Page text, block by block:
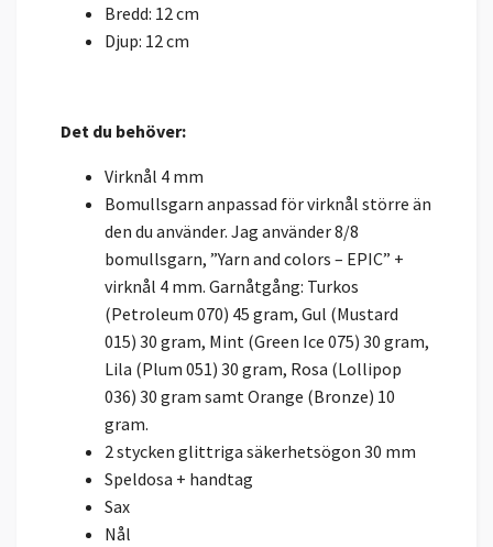
Bredd: 12 cm
Djup: 12 cm
Det du behöver:
Virknål 4 mm
Bomullsgarn anpassad för virknål större än
den du använder. Jag använder 8/8
bomullsgarn, ”Yarn and colors – EPIC” +
virknål 4 mm. Garnåtgång: Turkos
(Petroleum 070) 45 gram, Gul (Mustard
015) 30 gram, Mint (Green Ice 075) 30 gram,
Lila (Plum 051) 30 gram, Rosa (Lollipop
036) 30 gram samt Orange (Bronze) 10
gram.
2 stycken glittriga säkerhetsögon 30 mm
Speldosa + handtag
Sax
Nål